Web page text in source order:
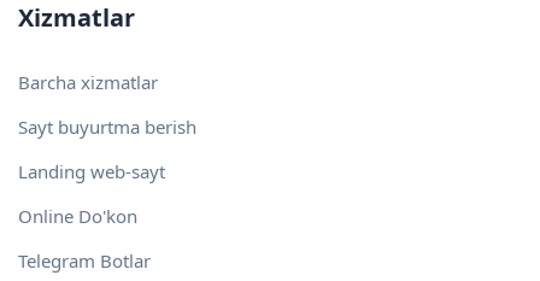
Xizmatlar
Barcha xizmatlar
Sayt buyurtma berish
Landing web-sayt
Online Do'kon
Telegram Botlar